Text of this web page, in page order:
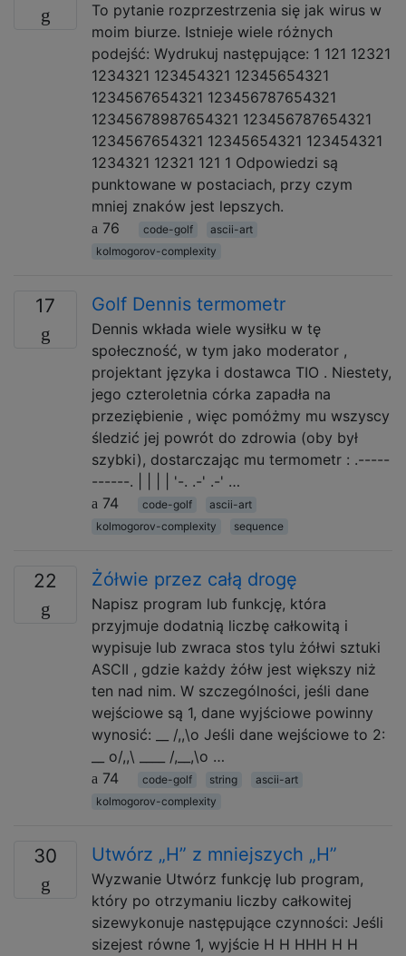
To pytanie rozprzestrzenia się jak wirus w
moim biurze. Istnieje wiele różnych
podejść: Wydrukuj następujące: 1 121 12321
1234321 123454321 12345654321
1234567654321 123456787654321
12345678987654321 123456787654321
1234567654321 12345654321 123454321
1234321 12321 121 1 Odpowiedzi są
punktowane w postaciach, przy czym
mniej znaków jest lepszych.
76
code-golf
ascii-art
kolmogorov-complexity
17 Golf Dennis termometr
Dennis wkłada wiele wysiłku w tę
społeczność, w tym jako moderator ,
projektant języka i dostawca TIO . Niestety,
jego czteroletnia córka zapadła na
przeziębienie , więc pomóżmy mu wszyscy
śledzić jej powrót do zdrowia (oby był
szybki), dostarczając mu termometr : .-----
------. | | | | '-. .-' .-' …
74
code-golf
ascii-art
kolmogorov-complexity
sequence
22 Żółwie przez całą drogę
Napisz program lub funkcję, która
przyjmuje dodatnią liczbę całkowitą i
wypisuje lub zwraca stos tylu żółwi sztuki
ASCII , gdzie każdy żółw jest większy niż
ten nad nim. W szczególności, jeśli dane
wejściowe są 1, dane wyjściowe powinny
wynosić: __ /,,\o Jeśli dane wejściowe to 2:
__ o/,,\ ____ /,__,\o …
74
code-golf string
ascii-art
kolmogorov-complexity
30 Utwórz „H” z mniejszych „H”
Wyzwanie Utwórz funkcję lub program,
który po otrzymaniu liczby całkowitej
sizewykonuje następujące czynności: Jeśli
sizejest równe 1, wyjście H H HHH H H